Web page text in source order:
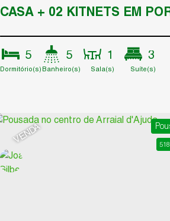
5
Dormitório(s)
5
Banheiro(s)
1
Sala(s)
3
Suíte(s)
VENDA 518